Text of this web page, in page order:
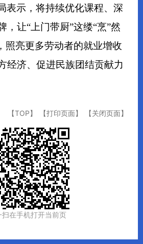
表示，将持续优化课程、深
，让“上门带厨”这缕“烹”然
照亮更多劳动者的就业增收
经济、促进民族团结贡献力
【TOP】 【打印页面】 【关闭页面】
扫在手机打开当前页